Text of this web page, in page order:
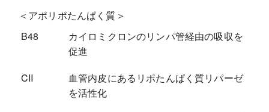
＜アポリポたんぱく質＞
B48
カイロミクロンのリンパ管経由の吸収を
促進
CII
血管内皮にあるリポたんぱく質リパーゼ
を活性化